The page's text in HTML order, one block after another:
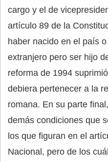
cargo y el de
artículo 89 de la
haber nacido en el país
extranjero pero ser hijo
reforma de 1994
debiera pertenecer a la
romana. En su parte
demás condiciones que
los que figuran en el
Nacional, pero de los